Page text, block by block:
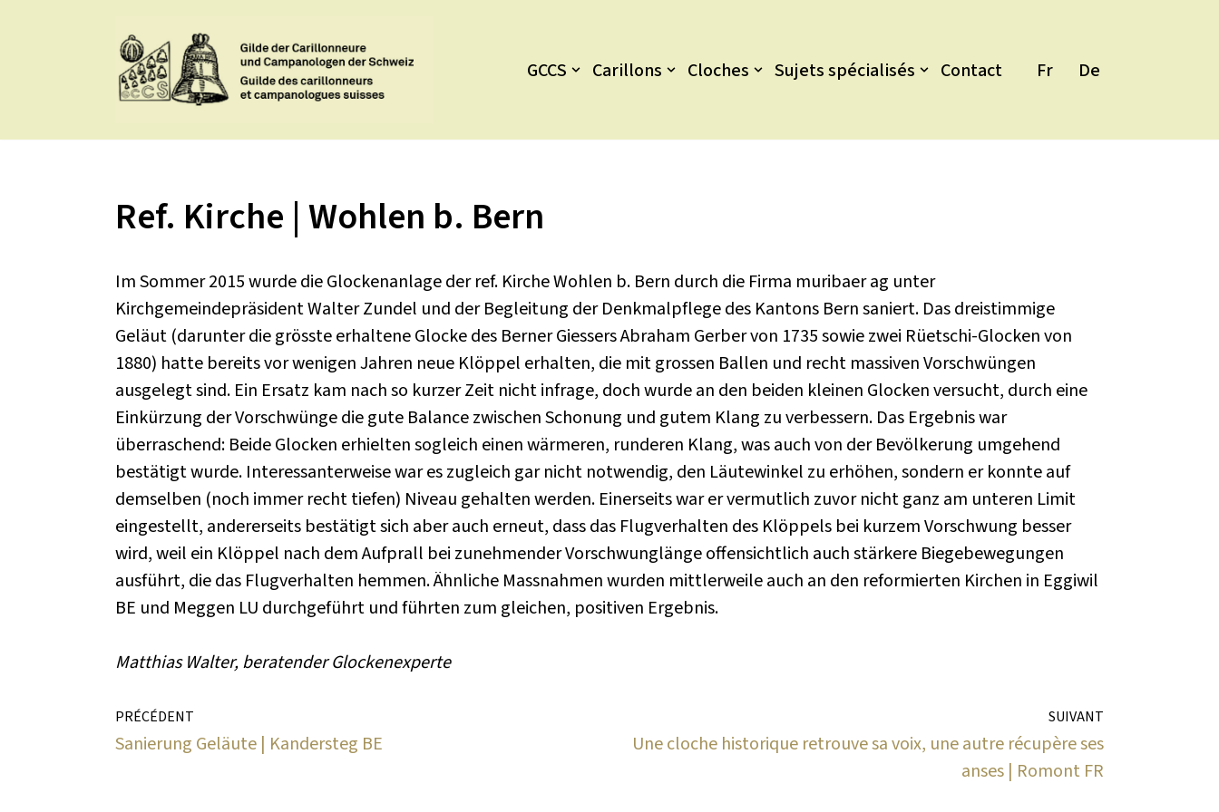
GCCS Carillons Cloches Sujets spécialisés Contact Fr De
Ref. Kirche | Wohlen b. Bern
Im Sommer 2015 wurde die Glockenanlage der ref. Kirche Wohlen b. Bern durch die Firma muribaer ag unter
Kirchgemeindepräsident Walter Zundel und der Begleitung der Denkmalpflege des Kantons Bern saniert. Das dreistimmige
Geläut (darunter die grösste erhaltene Glocke des Berner Giessers Abraham Gerber von 1735 sowie zwei Rüetschi-Glocken von
1880) hatte bereits vor wenigen Jahren neue Klöppel erhalten, die mit grossen Ballen und recht massiven Vorschwüngen
ausgelegt sind. Ein Ersatz kam nach so kurzer Zeit nicht infrage, doch wurde an den beiden kleinen Glocken versucht, durch eine
Einkürzung der Vorschwünge die gute Balance zwischen Schonung und gutem Klang zu verbessern. Das Ergebnis war
überraschend: Beide Glocken erhielten sogleich einen wärmeren, runderen Klang, was auch von der Bevölkerung umgehend
bestätigt wurde. Interessanterweise war es zugleich gar nicht notwendig, den Läutewinkel zu erhöhen, sondern er konnte auf
demselben (noch immer recht tiefen) Niveau gehalten werden. Einerseits war er vermutlich zuvor nicht ganz am unteren Limit
eingestellt, andererseits bestätigt sich aber auch erneut, dass das Flugverhalten des Klöppels bei kurzem Vorschwung besser
wird, weil ein Klöppel nach dem Aufprall bei zunehmender Vorschwunglänge offensichtlich auch stärkere Biegebewegungen
ausführt, die das Flugverhalten hemmen. Ähnliche Massnahmen wurden mittlerweile auch an den reformierten Kirchen in Eggiwil
BE und Meggen LU durchgeführt und führten zum gleichen, positiven Ergebnis.
Matthias Walter, beratender Glockenexperte
PRÉCÉDENT
Sanierung Geläute | Kandersteg BE
SUIVANT
Une cloche historique retrouve sa voix, une autre récupère ses
anses | Romont FR